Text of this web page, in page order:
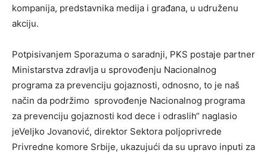
kompanija, predstavnika medija i građana, u udruženu
akciju.
Potpisivanjem Sporazuma o saradnji, PKS postaje partner
Ministarstva zdravlja u sprovođenju Nacionalnog
programa za prevenciju gojaznosti, odnosno, to je naš
način da podržimo sprovođenje Nacionalnog programa
za prevenciju gojaznosti kod dece i odraslih“ naglasio
jeVeljko Jovanović, direktor Sektora poljoprivrede
Privredne komore Srbije, ukazujući da su upravo inputi za